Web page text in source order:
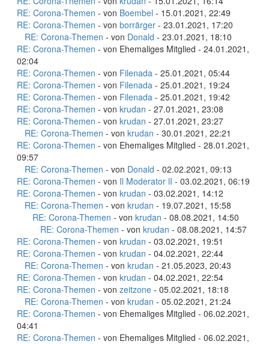
RE: Corona-Themen - von Boembel - 15.01.2021, 22:49
RE: Corona-Themen - von borrärger - 23.01.2021, 17:20
RE: Corona-Themen - von Donald - 23.01.2021, 18:10
RE: Corona-Themen - von Ehemaliges Mitglied - 24.01.2021,
02:04
RE: Corona-Themen - von Filenada - 25.01.2021, 05:44
RE: Corona-Themen - von Filenada - 25.01.2021, 19:24
RE: Corona-Themen - von Filenada - 25.01.2021, 19:42
RE: Corona-Themen - von krudan - 27.01.2021, 23:08
RE: Corona-Themen - von krudan - 27.01.2021, 23:27
RE: Corona-Themen - von krudan - 30.01.2021, 22:21
RE: Corona-Themen - von Ehemaliges Mitglied - 28.01.2021,
09:57
RE: Corona-Themen - von Donald - 02.02.2021, 09:13
RE: Corona-Themen - von Il Moderator lI - 03.02.2021, 06:19
RE: Corona-Themen - von krudan - 03.02.2021, 14:12
RE: Corona-Themen - von krudan - 19.07.2021, 15:58
RE: Corona-Themen - von krudan - 08.08.2021, 14:50
RE: Corona-Themen - von krudan - 08.08.2021, 14:57
RE: Corona-Themen - von krudan - 03.02.2021, 19:51
RE: Corona-Themen - von krudan - 04.02.2021, 22:44
RE: Corona-Themen - von krudan - 21.05.2023, 20:43
RE: Corona-Themen - von krudan - 04.02.2021, 22:54
RE: Corona-Themen - von zeitzone - 05.02.2021, 18:18
RE: Corona-Themen - von krudan - 05.02.2021, 21:24
RE: Corona-Themen - von Ehemaliges Mitglied - 06.02.2021,
04:41
RE: Corona-Themen - von Ehemaliges Mitglied - 06.02.2021,